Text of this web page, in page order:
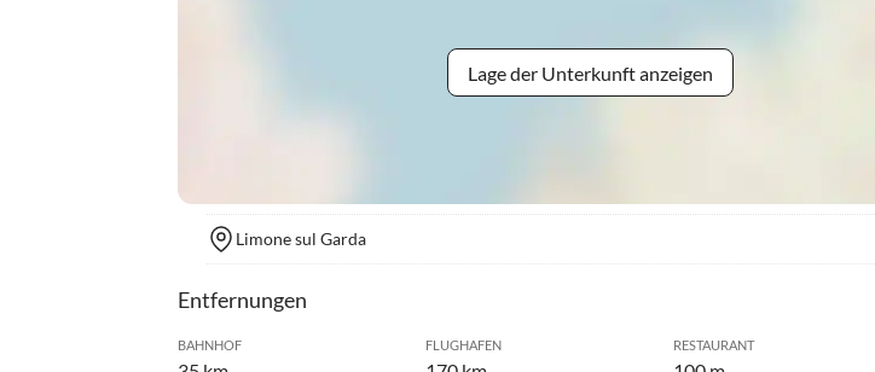
Lage der Unterkunft anzeigen
Limone sul Garda
Entfernungen
BAHNHOF FLUGHAFEN RESTAURANT